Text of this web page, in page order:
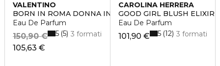
VALENTINO
BORN IN ROMA DONNA INTENSE
Eau De Parfum
105,63 €
150,90 € 3 formati
5 5
CAROLINA HERRERA
GOOD GIRL BLUSH ELIXIR
Eau De Parfum
101,90 € 3 formati
5 12